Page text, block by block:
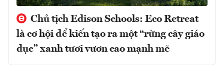
Chủ tịch Edison Schools: Eco Retreat
là cơ hội để kiến tạo ra một “rừng cây giáo
dục” xanh tươi vươn cao mạnh mẽ